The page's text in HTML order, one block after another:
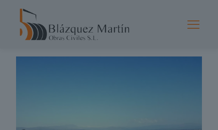
Published by admin